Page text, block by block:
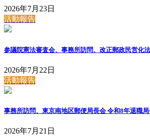
2026年7月23日
活動報告
参議院憲法審査会、事務所訪問、改正郵政民営化
2026年7月22日
活動報告
事務所訪問、東京南地区郵便局長会 令和8年退職
2026年7月21日